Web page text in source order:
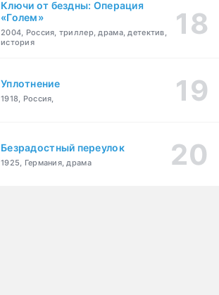
Ключи от бездны: Операция
«Голем»
2004, Россия, триллер, драма, детектив,
история
Уплотнение
1918, Россия,
Безрадостный переулок
1925, Германия, драма